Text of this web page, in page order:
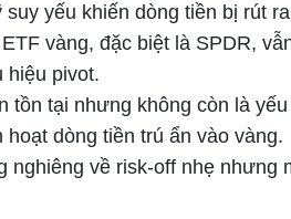
suy yếu khiến dòng tiền bị rút
ETF vàng, đặc biệt là SPDR,
hiệu pivot.
tồn tại nhưng không còn là
dòng tiền trú ẩn vào vàng.
nghiêng về risk-off nhẹ nhưng